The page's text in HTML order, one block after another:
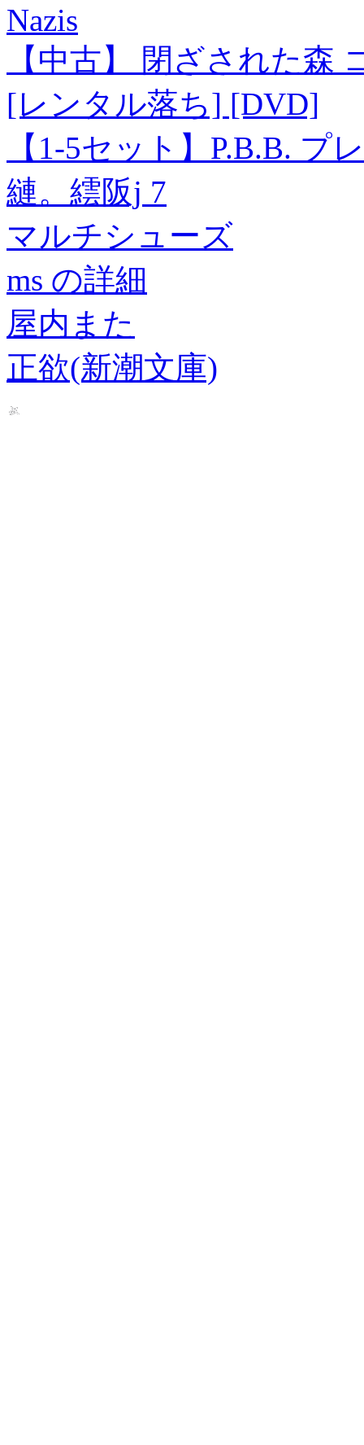
Nazis
【中古】 閉ざされた森
[レンタル落ち] [DVD]
【1-5セット】P.B.B. プ
縺。繧阪j 7
マルチシューズ
ms の詳細
屋内また
正欲(新潮文庫)